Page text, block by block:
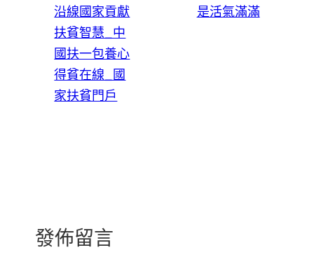
沿線國家貢獻
扶貧智慧_中
國扶一包養心
得貧在線_國
家扶貧門戶
是活氣滿滿
發佈留言